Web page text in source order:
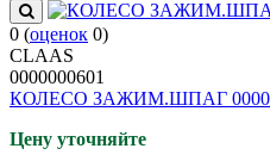
0 (оценок 0)
CLAAS
0000000601
КОЛЕСО ЗАЖИМ.ШПАГ
Цену уточняйте